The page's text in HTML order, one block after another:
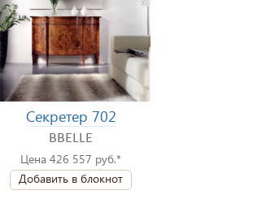
Секретер 702
BBELLE
Цена 426 557 руб.*
Добавить в блокнот